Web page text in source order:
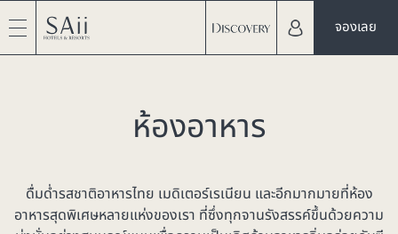
จองเลย
ห้องอาหาร
ดื่มด่ำรสชาติอาหารไทย เมดิเตอร์เรเนียน และอีกมากมายที่ห้อง
อาหารสุดพิเศษหลายแห่งของเรา ที่ซึ่งทุกจานรังสรรค์ขึ้นด้วยความ